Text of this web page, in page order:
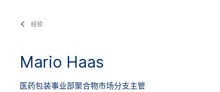
经验
Mario Haas
医药包装事业部聚合物市场分支主管